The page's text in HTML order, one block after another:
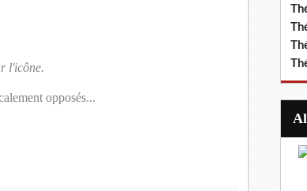
l'icône.
opposés...